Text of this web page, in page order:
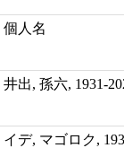
個人名
井出, 孫六, 1931-
イデ, マゴロク,